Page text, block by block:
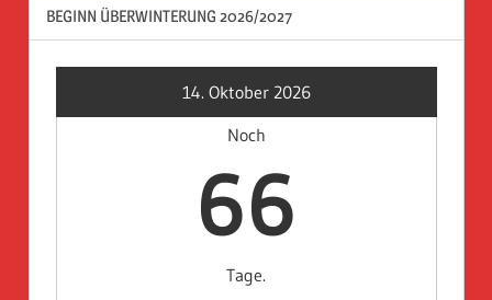
BEGINN ÜBERWINTERUNG 2026/2027
14. Oktober 2026
Noch
66
Tage.